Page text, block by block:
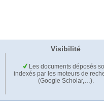
Visibilité
Les documents déposés
indexés par les moteurs de
(Google Scholar,…).